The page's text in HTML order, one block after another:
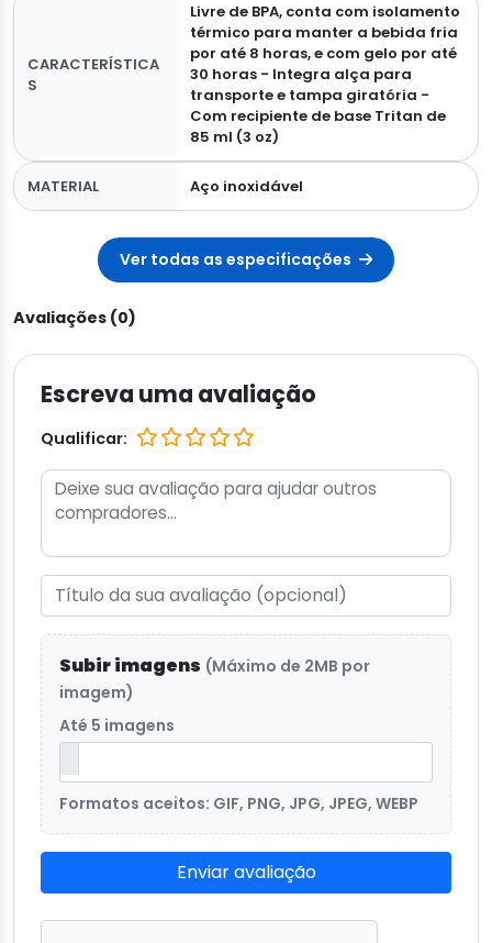
CARACTERÍSTICA
S
Livre de BPA, conta com isolamento
térmico para manter a bebida fria
por até 8 horas, e com gelo por até
30 horas - Integra alça para
transporte e tampa giratória -
Com recipiente de base Tritan de
85 ml (3 oz)
MATERIAL Aço inoxidável
Ver todas as especificações
Avaliações (0)
Escreva uma avaliação
Qualificar:
Subir imagens (Máximo de 2MB por
imagem)
Até 5 imagens
Formatos aceitos: GIF, PNG, JPG, JPEG, WEBP
Enviar avaliação